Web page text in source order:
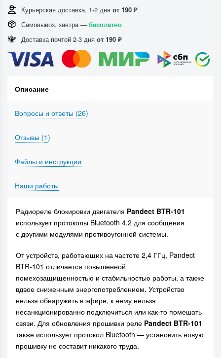
Курьерская доставка, 1-2 дня от 190 ₽
Самовывоз, завтра — бесплатно
Доставка почтой 2-3 дня от 190 ₽
Описание
Вопросы и ответы (26)
Отзывы (1)
Файлы и инструкции
Наши работы
Радиореле блокировки двигателя Pandect BTR-101
использует протоколы Bluetooth 4.2 для сообщения
с другими модулями противоугонной системы.
От устройств, работающих на частоте 2,4 ГГц, Pandect
BTR-101 отличается повышенной
помехозащищенностью и стабильностью работы, а также
вдвое сниженным энергопотреблением. Устройство
нельзя обнаружить в эфире, к нему нельзя
несанкционированно подключиться или как-то помешать
связи. Для обновления прошивки реле Pandect BTR-101
также использует протокол Bluetooth — установить новую
прошивку не составит никакого труда.